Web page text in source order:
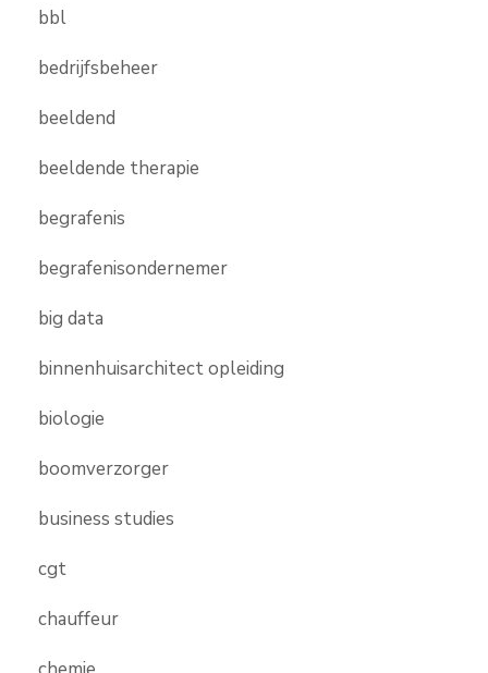
bbl
bedrijfsbeheer
beeldend
beeldende therapie
begrafenis
begrafenisondernemer
big data
binnenhuisarchitect opleiding
biologie
boomverzorger
business studies
cgt
chauffeur